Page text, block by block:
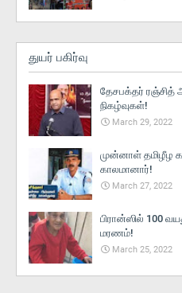
துயர் பகிர்வு
தேசபக்தர் ரஞ்சித்
நிகழ்வுகள்!
March 29, 2022
முன்னாள் தமிழீழ
காலமானார்!
March 27, 2022
பிரான்ஸில் 100
மரணம்!
March 25, 2022